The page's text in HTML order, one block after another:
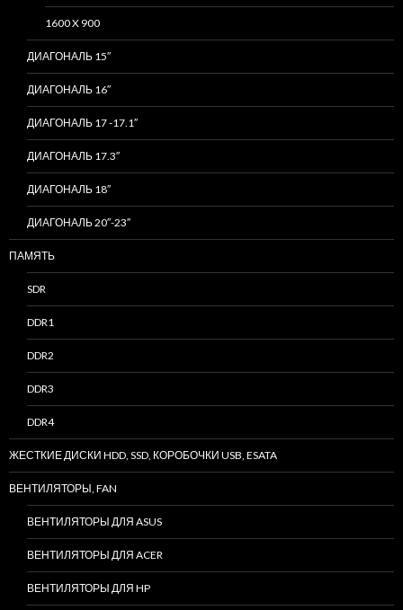
1600 X 900
ДИАГОНАЛЬ 15″
ДИАГОНАЛЬ 16″
ДИАГОНАЛЬ 17 -17.1″
ДИАГОНАЛЬ 17.3″
ДИАГОНАЛЬ 18″
ДИАГОНАЛЬ 20″-23″
ПАМЯТЬ
SDR
DDR1
DDR2
DDR3
DDR4
ЖЕСТКИЕ ДИСКИ HDD, SSD, КОРОБОЧКИ USB, ESATA
ВЕНТИЛЯТОРЫ, FAN
ВЕНТИЛЯТОРЫ ДЛЯ ASUS
ВЕНТИЛЯТОРЫ ДЛЯ ACER
ВЕНТИЛЯТОРЫ ДЛЯ HP